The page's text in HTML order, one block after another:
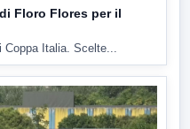
Floro Flores per il
Coppa Italia. Scelte...